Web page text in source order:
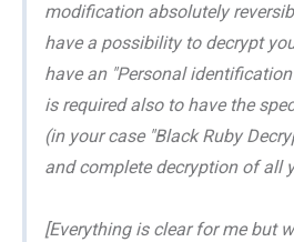
modification absolutely
have a possibility to decrypt
have an "Personal
is required also to have the
(in your case "Black Ruby
and complete decryption of all
[Everything is clear for me but